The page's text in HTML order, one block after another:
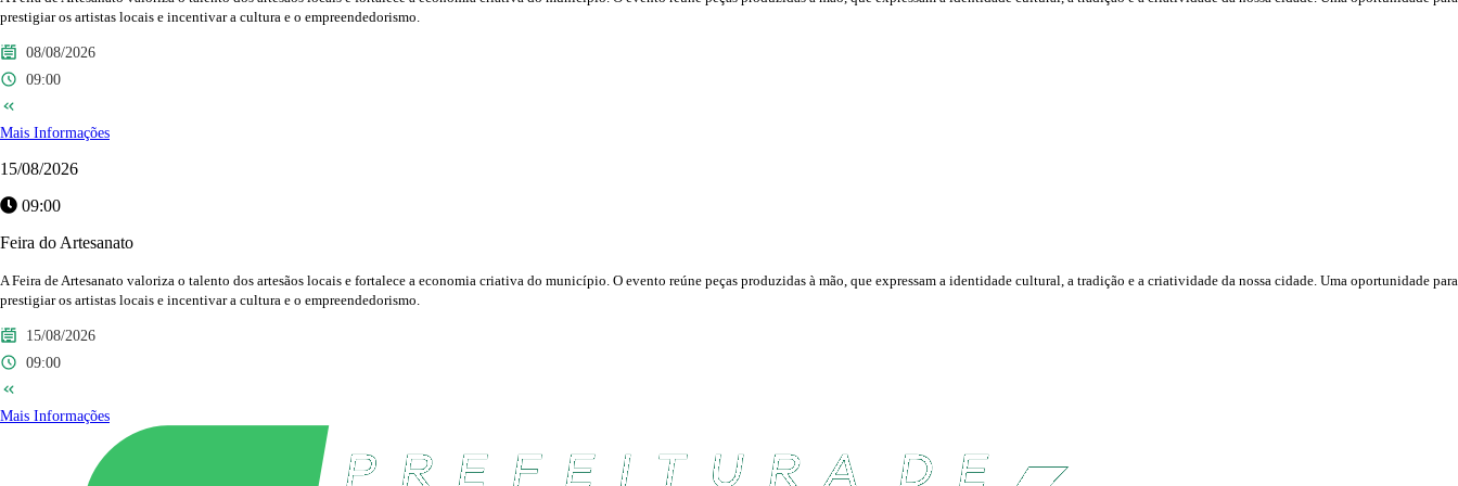
prestigiar os artistas locais e incentivar a cultura e o empreendedorismo.
08/08/2026
09:00
Mais Informações
15/08/2026
09:00
Feira do Artesanato
A Feira de Artesanato valoriza o talento dos artesãos locais e fortalece a economia criativa do município. O evento reúne peças produzidas à mão, que expressam a identidade cultural, a tradição e a criatividade da nossa cidade. Uma oportunidade para
prestigiar os artistas locais e incentivar a cultura e o empreendedorismo.
15/08/2026
09:00
Mais Informações